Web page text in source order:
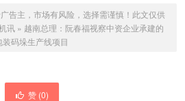
告主，市场有风险，选择需谨慎！此文仅供
讯» 越南总理：阮春福视察中资企业承建的
装码垛生产线项目
赞 (0)